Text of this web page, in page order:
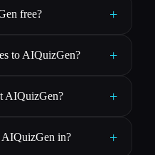
free? +
to AIQuizGen? +
AIQuizGen? +
AIQuizGen in? +